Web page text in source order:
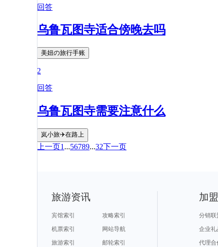
回答
乌鲁瓦图寺适合傍晚去吗
美妞の旅行手账
2
回答
乌鲁瓦图寺需要注意什么
岚小旅✈️在路上
上一页1 ...56789...32下一页
旅游资讯
宾馆索引
攻略索引
机票索引
网站导航
旅游索引
邮轮索引
加
分销联
企业礼
代理合